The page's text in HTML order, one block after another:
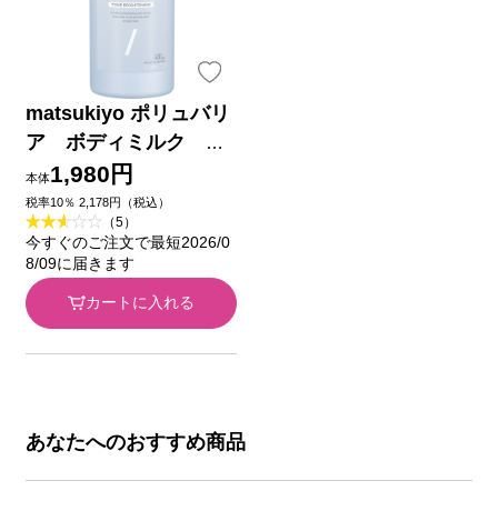
matsukiyo ポリュバリ
ア ボディミルク ト
ーンブライトニング ４
００ｍｌ
本体1,980円
税率10％ 2,178円（税込）
（5）
今すぐのご注文で最短2026/0
8/09に届きます
カートに入れる
あなたへのおすすめ商品